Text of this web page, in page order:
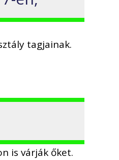
tagjainak.
is várják őket.